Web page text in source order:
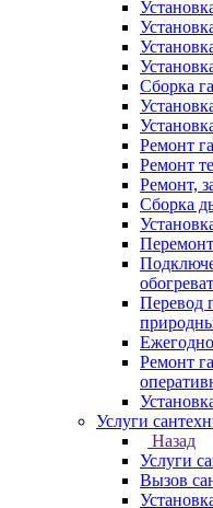
Сборка
Ремонт
Ремонт
Ремонт,
Сборка
Перевод
Ремонт
Услуги
Назад
Услуги
Вызов